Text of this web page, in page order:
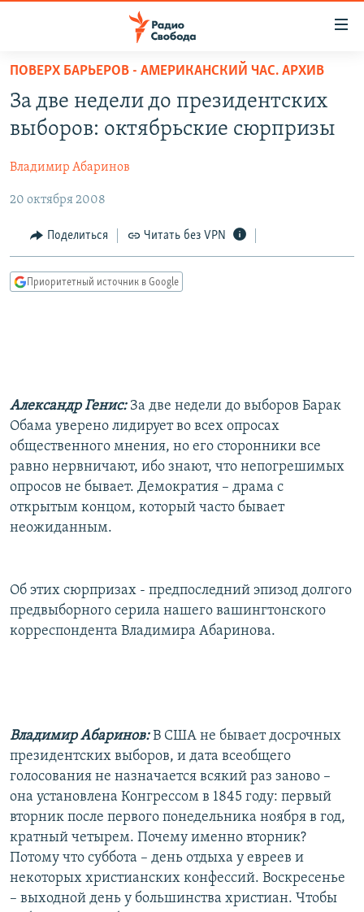
упрощенного
доступа
Вернуться
основному
Вернутся
главной
навигации
Вернутся
ПОДКАСТЫ
АВТОРСКИЕ ПРОЕКТЫ
ЦИТАТЫ СВОБОДЫ
МНЕНИЯ
КУЛЬТУРА
IDEL.РЕАЛИИ
КАВКАЗ.РЕАЛИИ
ПОДПИШИТЕСЬ НА РАССЫЛКУ
СОЦИАЛЬНЫЕ СЕТИ
ПОВЕРХ БАРЬЕРОВ - АМЕРИКАНСКИЙ ЧАС. АРХИВ
За две недели до президентских
выборов: октябрьские сюрпризы
Владимир Абаринов
20 октября 2008
Поделиться Читать без VPN
Приоритетный источник в Google
Александр Генис: За две недели до выборов Барак
Обама уверено лидирует во всех опросах
общественного мнения, но его сторонники все
равно нервничают, ибо знают, что непогрешимых
опросов не бывает. Демократия – драма с
открытым концом, который часто бывает
неожиданным.
Об этих сюрпризах - предпоследний эпизод долгого
предвыборного серила нашего вашингтонского
корреспондента Владимира Абаринова.
Владимир Абаринов:В США не бывает досрочных
президентских выборов, и дата всеобщего
голосования не назначается всякий раз заново –
она установлена Конгрессом в 1845 году: первый
вторник после первого понедельника ноября в год,
кратный четырем. Почему именно вторник?
Потому что суббота – день отдыха у евреев и
некоторых христианских конфессий. Воскресенье
– выходной день у большинства христиан. Чтобы